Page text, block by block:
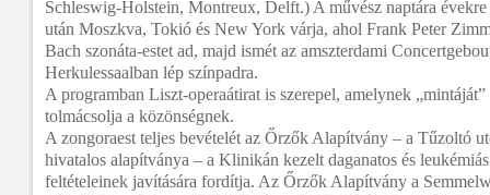
Schleswig-Holstein, Montreux, Delft.) A művész naptára
után Moszkva, Tokió és New York várja, ahol Frank Peter
Bach szonáta-estet ad, majd ismét az amszterdami
Herkulessaalban lép színpadra.
A programban Liszt-operaátirat is szerepel, amelynek
tolmácsolja a közönségnek.
A zongoraest teljes bevételét az Őrzők Alapítvány – a Tűzoltó
hivatalos alapítványa – a Klinikán kezelt daganatos és
feltételeinek javítására fordítja. Az Őrzők Alapítvány a